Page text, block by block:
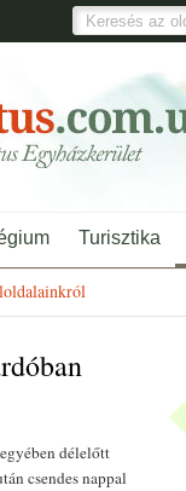
Turisztika
délelőtt
csendes nappal